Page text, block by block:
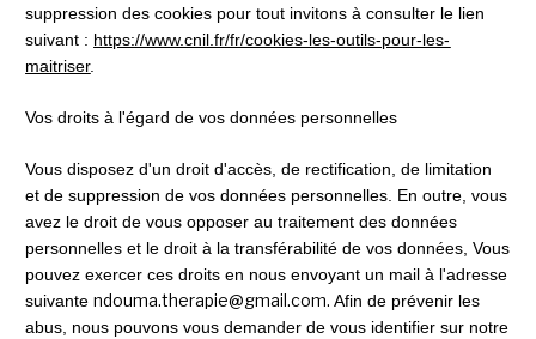
suppression des cookies pour tout invitons à consulter le lien
suivant : https://www.cnil.fr/fr/cookies-les-outils-pour-les-
maitriser.
Vos droits à l'égard de vos données personnelles
Vous disposez d'un droit d'accès, de rectification, de limitation
et de suppression de vos données personnelles. En outre, vous
avez le droit de vous opposer au traitement des données
personnelles et le droit à la transférabilité de vos données, Vous
pouvez exercer ces droits en nous envoyant un mail à l'adresse
suivante ndouma.therapie@gmail.com. Afin de prévenir les
abus, nous pouvons vous demander de vous identifier sur notre